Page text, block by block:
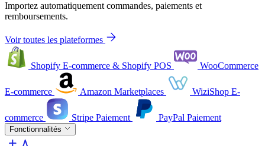
Importez automatiquement commandes, paiements et
remboursements.
Voir toutes les plateformes
Shopify E-commerce & Shopify POS WooCommerce
E-commerce Amazon Marketplaces WiziShop E-
commerce Stripe Paiement PayPal Paiement
Fonctionnalités